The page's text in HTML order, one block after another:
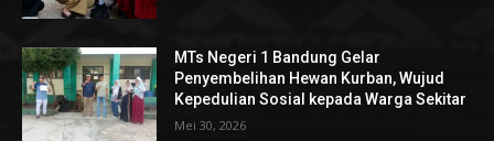
MTs Negeri 1 Bandung Gelar
Penyembelihan Hewan Kurban, Wujud
Kepedulian Sosial kepada Warga Sekitar
Mei 30, 2026